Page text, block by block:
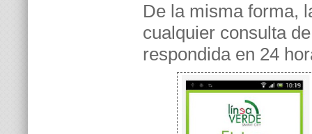
De la misma forma,
cualquier consulta
respondida en 24